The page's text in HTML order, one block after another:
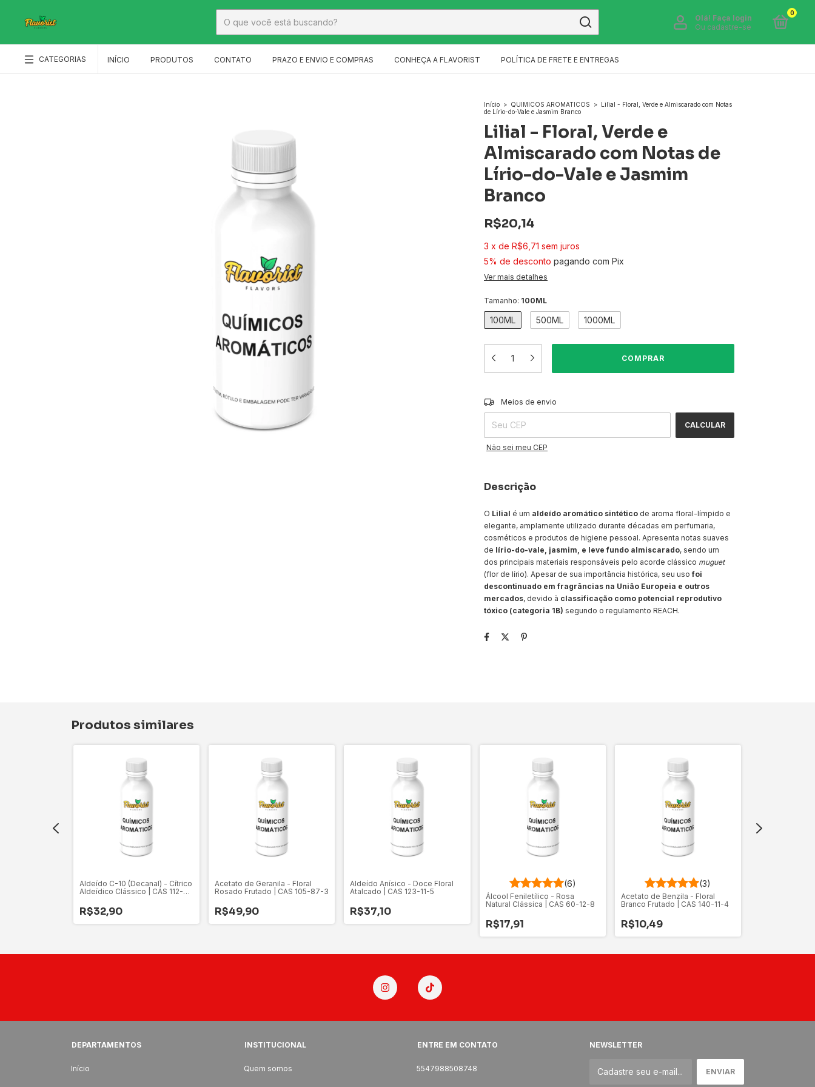
Olá! Faça login
Ou cadastre-se
0
CATEGORIAS INÍCIO PRODUTOS CONTATO PRAZO E ENVIO E COMPRAS CONHEÇA A FLAVORIST POLÍTICA DE FRETE E ENTREGAS
Início > QUIMICOS AROMATICOS > Lilial - Floral, Verde e Almiscarado com Notas
de Lírio-do-Vale e Jasmim Branco
Lilial - Floral, Verde e
Almiscarado com Notas de
Lírio-do-Vale e Jasmim
Branco
R$20,14
3 x de R$6,71 sem juros
5% de desconto pagando com Pix
Ver mais detalhes
Tamanho: 100ML
100ML 500ML 1000ML
Entregas para o CEP:
Meios de envio
CALCULAR
Não sei meu CEP
Descrição
O Lilial é um aldeído aromático sintético de aroma floral-límpido e
elegante, amplamente utilizado durante décadas em perfumaria,
cosméticos e produtos de higiene pessoal. Apresenta notas suaves
de lírio-do-vale, jasmim, e leve fundo almiscarado, sendo um
dos principais materiais responsáveis pelo acorde clássico muguet
(flor de lírio). Apesar de sua importância histórica, seu usofoi
descontinuado em fragrâncias na União Europeia e outros
mercados, devido à classificação como potencial reprodutivo
tóxico (categoria 1B) segundo o regulamento REACH.
Produtos similares
Aldeído C-10 (Decanal) - Cítrico
Aldeídico Clássico | CAS 112-
R$32,90
Acetato de Geranila - Floral
Rosado Frutado | CAS 105-87-3
R$49,90
Aldeído Anísico - Doce Floral
Atalcado | CAS 123-11-5
R$37,10
(6)
Álcool Feniletílico - Rosa
Natural Clássica | CAS 60-12-8
R$17,91
(3)
Acetato de Benzila - Floral
Branco Frutado | CAS 140-11-4
R$10,49
DEPARTAMENTOS
Início
INSTITUCIONAL
Quem somos
ENTRE EM CONTATO
5547988508748
NEWSLETTER